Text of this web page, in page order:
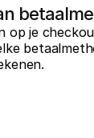
op je